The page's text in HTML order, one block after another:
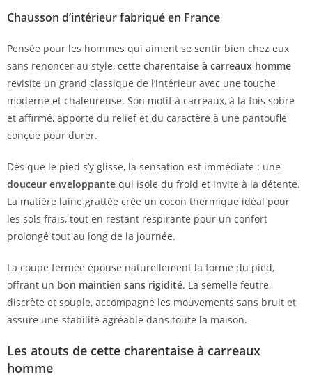
Chausson d’intérieur fabriqué en France
Pensée pour les hommes qui aiment se sentir bien chez eux
sans renoncer au style, cette charentaise à carreaux homme
revisite un grand classique de l’intérieur avec une touche
moderne et chaleureuse. Son motif à carreaux, à la fois sobre
et affirmé, apporte du relief et du caractère à une pantoufle
conçue pour durer.
Dès que le pied s’y glisse, la sensation est immédiate : une
douceur enveloppante qui isole du froid et invite à la détente.
La matière laine grattée crée un cocon thermique idéal pour
les sols frais, tout en restant respirante pour un confort
prolongé tout au long de la journée.
La coupe fermée épouse naturellement la forme du pied,
offrant un bon maintien sans rigidité. La semelle feutre,
discrète et souple, accompagne les mouvements sans bruit et
assure une stabilité agréable dans toute la maison.
Les atouts de cette charentaise à carreaux
homme